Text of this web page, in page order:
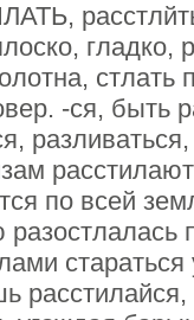
гладко,
-ся, быть
по всей
стараться